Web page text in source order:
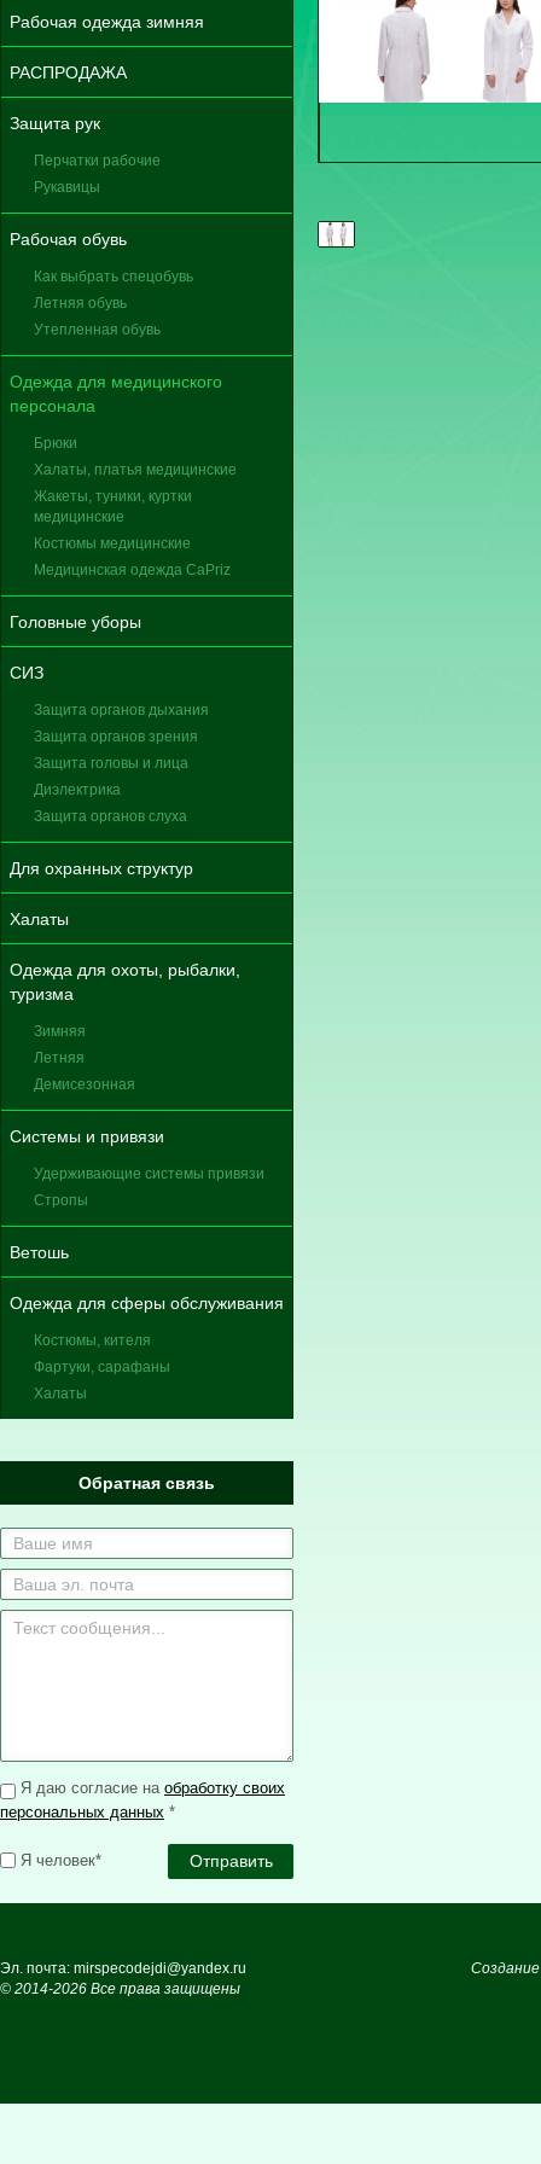
Рабочая одежда зимняя
РАСПРОДАЖА
Защита рук
Перчатки рабочие
Рукавицы
Рабочая обувь
Как выбрать спецобувь
Летняя обувь
Утепленная обувь
Одежда для медицинского
персонала
Брюки
Халаты, платья медицинские
Жакеты, туники, куртки
медицинские
Костюмы медицинские
Медицинская одежда CaPriz
Головные уборы
СИЗ
Защита органов дыхания
Защита органов зрения
Защита головы и лица
Диэлектрика
Защита органов слуха
Для охранных структур
Халаты
Одежда для охоты, рыбалки,
туризма
Зимняя
Летняя
Демисезонная
Системы и привязи
Удерживающие системы привязи
Стропы
Ветошь
Одежда для сферы обслуживания
Костюмы, кителя
Фартуки, сарафаны
Халаты
Обратная связь
Я даю согласие на обработку своих
персональных данных *
Я человек*
Эл. почта: mirspecodejdi@yandex.ru
© 2014-2026 Все права защищены